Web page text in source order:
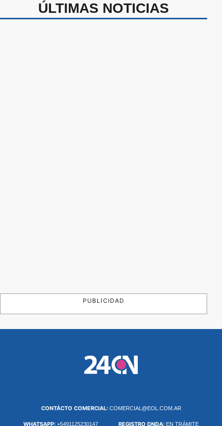
ÚLTIMAS NOTICIAS
PUBLICIDAD
CONTÁCTO COMERCIAL: COMERCIAL@EOL.COM.AR
WHATSAPP: +5491125230147 REGISTRO DNDA: EN TRÁMITE